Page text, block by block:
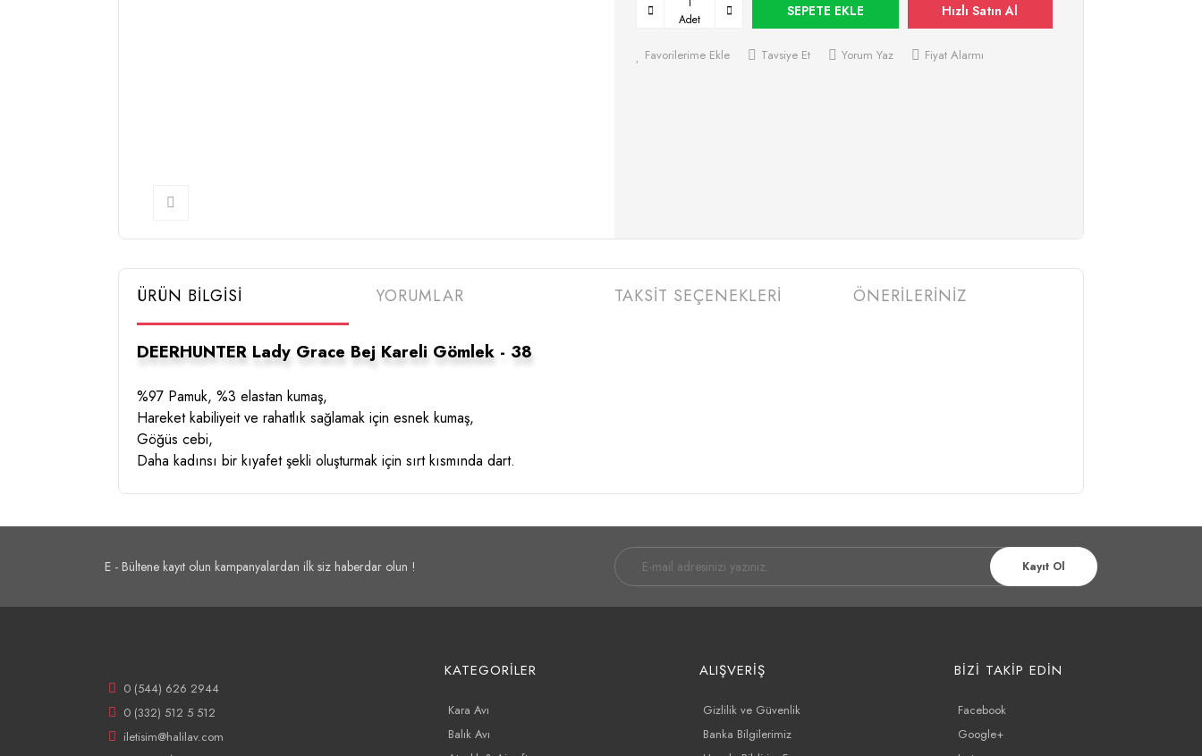
Adet
SEPETE EKLE Hızlı Satın Al
Favorilerime Ekle Tavsiye Et Yorum Yaz Fiyat Alarmı
ÜRÜN BİLGİSİ
DEERHUNTER Lady Grace Bej Kareli Gömlek - 38
%97 Pamuk, %3 elastan kumaş,
Hareket kabiliyeit ve rahatlık sağlamak için esnek kumaş,
Göğüs cebi,
Daha kadınsı bir kıyafet şekli oluşturmak için sırt kısmında dart.
YORUMLAR TAKSİT SEÇENEKLERİ ÖNERİLERİNİZ
E - Bültene kayıt olun kampanyalardan ilk siz haberdar olun ! Kayıt Ol
0 (544) 626 2944
0 (332) 512 5 512
iletisim@halilav.com
KATEGORİLER
Kara Avı
Balık Avı
ALIŞVERİŞ
Gizlilik ve Güvenlik
Banka Bilgilerimiz
BİZİ TAKİP EDİN
Facebook
Google+